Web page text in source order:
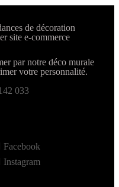
de décoration
site e-commerce
par notre déco murale
votre personnalité.
033
Facebook
Instagram